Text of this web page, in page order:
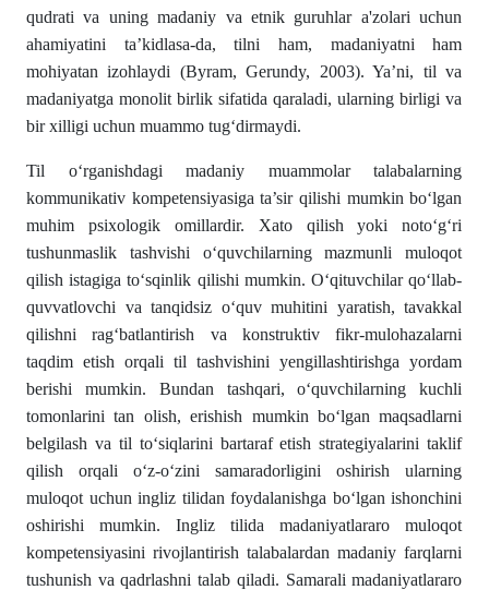
qudrati va uning madaniy va etnik guruhlar a'zolari uchun
ahamiyatini ta’kidlasa-da, tilni ham, madaniyatni ham
mohiyatan izohlaydi (Byram, Gerundy, 2003). Ya’ni, til va
madaniyatga monolit birlik sifatida qaraladi, ularning birligi va
bir xilligi uchun muammo tug‘dirmaydi.
Til o‘rganishdagi madaniy muammolar talabalarning
kommunikativ kompetensiyasiga ta’sir qilishi mumkin bo‘lgan
muhim psixologik omillardir. Xato qilish yoki noto‘g‘ri
tushunmaslik tashvishi o‘quvchilarning mazmunli muloqot
qilish istagiga to‘sqinlik qilishi mumkin. O‘qituvchilar qo‘llab-
quvvatlovchi va tanqidsiz o‘quv muhitini yaratish, tavakkal
qilishni rag‘batlantirish va konstruktiv fikr-mulohazalarni
taqdim etish orqali til tashvishini yengillashtirishga yordam
berishi mumkin. Bundan tashqari, o‘quvchilarning kuchli
tomonlarini tan olish, erishish mumkin bo‘lgan maqsadlarni
belgilash va til to‘siqlarini bartaraf etish strategiyalarini taklif
qilish orqali o‘z-o‘zini samaradorligini oshirish ularning
muloqot uchun ingliz tilidan foydalanishga bo‘lgan ishonchini
oshirishi mumkin. Ingliz tilida madaniyatlararo muloqot
kompetensiyasini rivojlantirish talabalardan madaniy farqlarni
tushunish va qadrlashni talab qiladi. Samarali madaniyatlararo